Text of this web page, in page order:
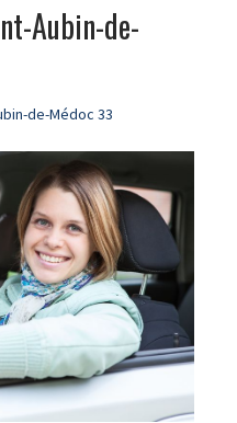
Aubin-de-
de-Médoc 33